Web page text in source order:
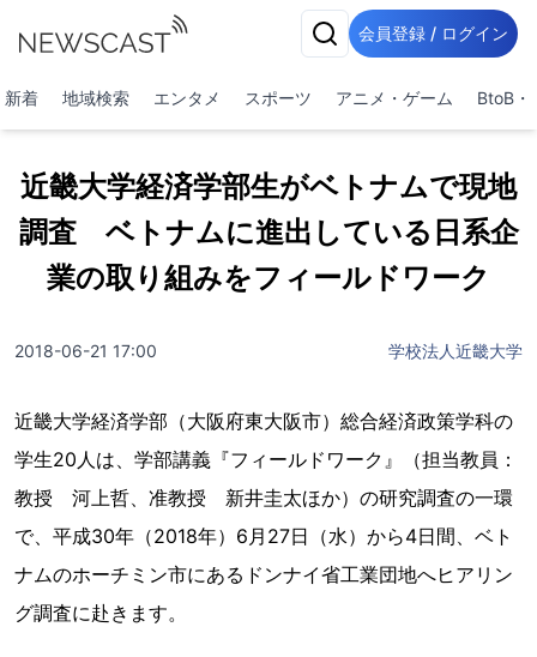
会員登録 / ログイン
新着 地域検索 エンタメ スポーツ アニメ・ゲーム BtoB・
近畿大学経済学部生がベトナムで現地
調査 ベトナムに進出している日系企
業の取り組みをフィールドワーク
2018-06-21 17:00 学校法人近畿大学
近畿大学経済学部（大阪府東大阪市）総合経済政策学科の
学生20人は、学部講義『フィールドワーク』（担当教員：
教授 河上哲、准教授 新井圭太ほか）の研究調査の一環
で、平成30年（2018年）6月27日（水）から4日間、ベト
ナムのホーチミン市にあるドンナイ省工業団地へヒアリン
グ調査に赴きます。